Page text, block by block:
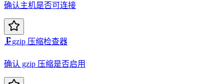
确认主机是否可连接
🗜️gzip 压缩检查器
确认 gzip 压缩是否启用